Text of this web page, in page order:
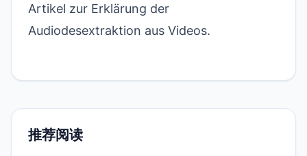
Artikel zur Erklärung der
Audiodesextraktion aus Videos.
推荐阅读